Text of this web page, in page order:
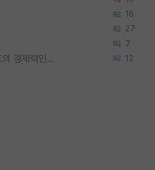
16
27
7
박사진학하기에 2억은 괜찮은 (?) 정도의 경제력인가요 12